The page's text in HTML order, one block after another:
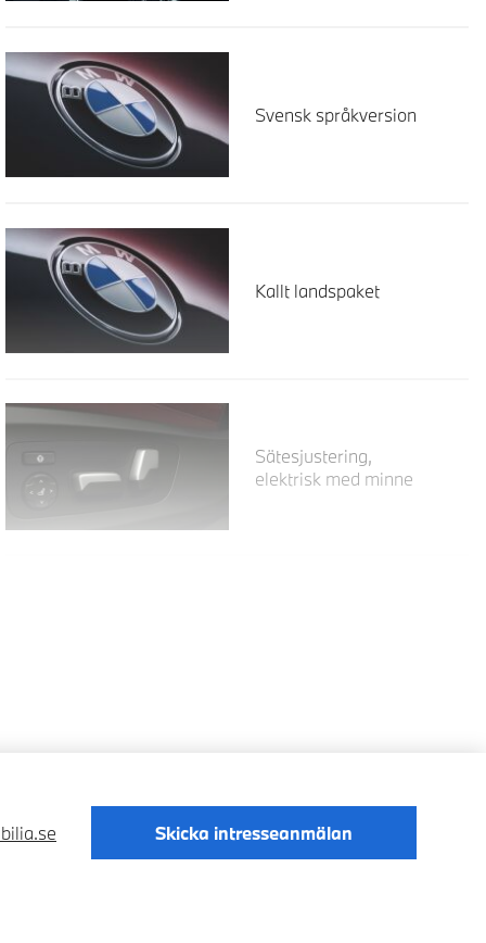
Svensk språkversion
Kallt landspaket
Sätesjustering,
elektrisk med minne
Skicka intresseanmälan